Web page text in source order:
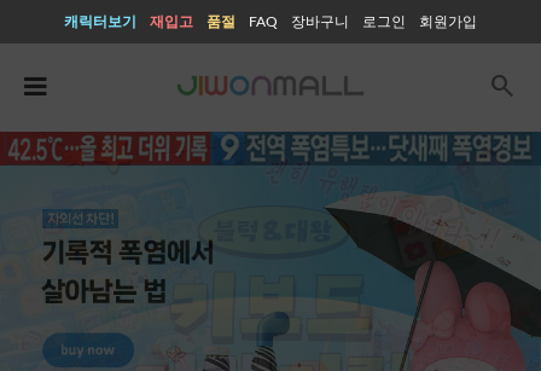
캐릭터보기 재입고 품절 FAQ 장바구니 로그인 회원가입
search